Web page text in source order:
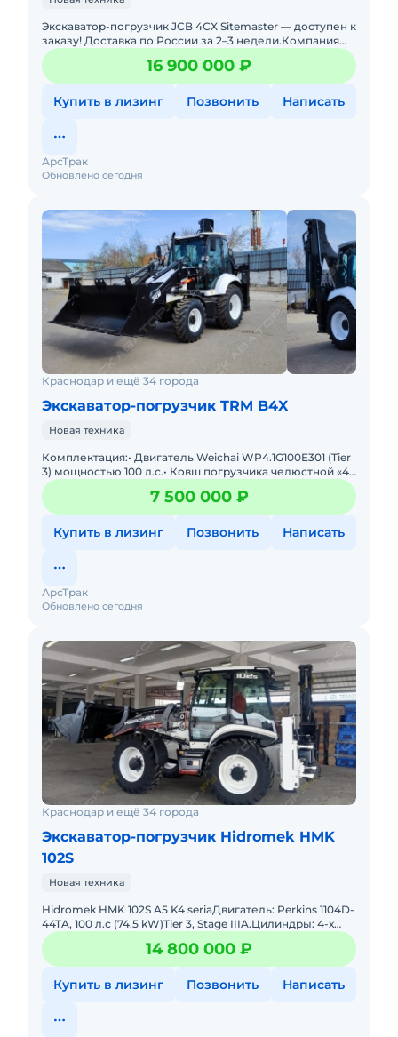
Экскаватор-погрузчик JCB 4СX Sitemaster — доступен к
заказу! Доставка по России за 2–3 недели.Компания
«АрсТрак» более 5 лет специализир
16 900 000 ₽
Купить в лизинг Позвонить Написать
Обновлено сегодня
АрсТрак
Краснодар и ещё 34 города
Экскаватор-погрузчик TRM B4X
Новая техника
Комплектация:• Двигатель Weichai WP4.1G100E301 (Tier
3) мощностью 100 л.с.• Ковш погрузчика челюстной «4
в 1» с подготовкой для установки
7 500 000 ₽
Купить в лизинг Позвонить Написать
Обновлено сегодня
АрсТрак
Краснодар и ещё 34 города
Экскаватор-погрузчик Hidromek HMK
102S
Новая техника
Hidromek HMK 102S A5 K4 seriaДвигатель: Perkins 1104D-
44TA, 100 л.с (74,5 kW)Tier 3, Stage IIIA.Цилиндры: 4-х
рядное расположениеРабочий объем: 4400
см3.Турбона
14 800 000 ₽
Купить в лизинг Позвонить Написать